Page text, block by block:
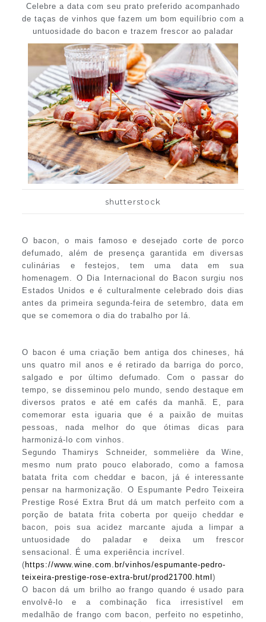
Celebre a data com seu prato preferido acompanhado
de taças de vinhos que fazem um bom equilíbrio com a
untuosidade do bacon e trazem frescor ao paladar
shutterstock
O bacon, o mais famoso e desejado corte de porco
defumado, além de presença garantida em diversas
culinárias e festejos, tem uma data em sua
homenagem. O Dia Internacional do Bacon surgiu nos
Estados Unidos e é culturalmente celebrado dois dias
antes da primeira segunda-feira de setembro, data em
que se comemora o dia do trabalho por lá.
O bacon é uma criação bem antiga dos chineses, há
uns quatro mil anos e é retirado da barriga do porco,
salgado e por último defumado. Com o passar do
tempo, se disseminou pelo mundo, sendo destaque em
diversos pratos e até em cafés da manhã. E, para
comemorar esta iguaria que é a paixão de muitas
pessoas, nada melhor do que ótimas dicas para
harmonizá-lo com vinhos.
Segundo Thamirys Schneider, sommelière da Wine,
mesmo num prato pouco elaborado, como a famosa
batata frita com cheddar e bacon, já é interessante
pensar na harmonização. O Espumante Pedro Teixeira
Prestige Rosé Extra Brut dá um match perfeito com a
porção de batata frita coberta por queijo cheddar e
bacon, pois sua acidez marcante ajuda a limpar a
untuosidade do paladar e deixa um frescor
sensacional. É uma experiência incrível.
( https://www.wine.com.br/vinhos/espumante-pedro-
teixeira-prestige-rose-extra-brut/prod21700.html )
O bacon dá um brilho ao frango quando é usado para
envolvê-lo e a combinação fica irresistível em
medalhão de frango com bacon, perfeito no espetinho,